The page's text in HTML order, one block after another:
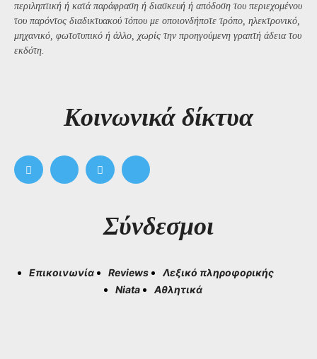
περιληπτική ή κατά παράφραση ή διασκευή ή απόδοση του περιεχομένου
του παρόντος διαδικτυακού τόπου με οποιονδήποτε τρόπο, ηλεκτρονικό,
μηχανικό, φωτοτυπικό ή άλλο, χωρίς την προηγούμενη γραπτή άδεια του
εκδότη.
Kοινωνικά δίκτυα
Σύνδεσμοι
Επικοινωνία Reviews
Λεξικό πληροφορικής
Niata
Αθλητικά